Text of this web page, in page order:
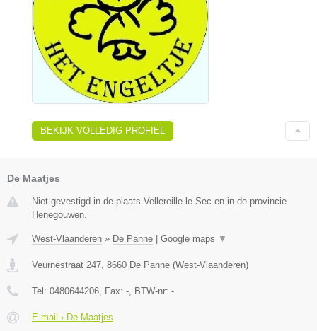
BEKIJK VOLLEDIG PROFIEL
De Maatjes
Niet gevestigd in de plaats Vellereille le Sec en in de provincie
Henegouwen.
West-Vlaanderen » De Panne Google maps ▼
Veurnestraat 247, 8660 De Panne (West-Vlaanderen)
Tel: 0480644206, Fax: -, BTW-nr: -
E-mail › De Maatjes